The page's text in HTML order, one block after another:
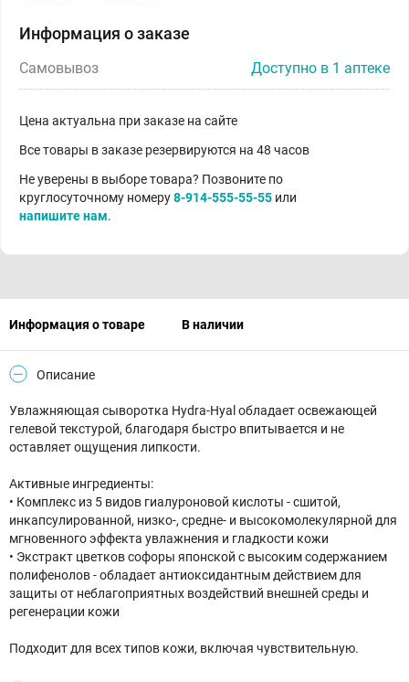
Информация о заказе
Самовывоз Доступно в 1 аптеке
Цена актуальна при заказе на сайте
Все товары в заказе резервируются на 48 часов
Не уверены в выборе товара? Позвоните по
круглосуточному номеру8-914-555-55-55 или
напишите нам.
Информация о товаре В наличии
Описание
Увлажняющая сыворотка Hydra-Hyal обладает освежающей
гелевой текстурой, благодаря быстро впитывается и не
оставляет ощущения липкости.
Активные ингредиенты:
• Комплекс из 5 видов гиалуроновой кислоты - сшитой,
инкапсулированной, низко-, средне- и высокомолекулярной для
мгновенного эффекта увлажнения и гладкости кожи
• Экстракт цветков софоры японской с высоким содержанием
полифенолов - обладает антиоксидантным действием для
защиты от неблагоприятных воздействий внешней среды и
регенерации кожи
Подходит для всех типов кожи, включая чувствительную.